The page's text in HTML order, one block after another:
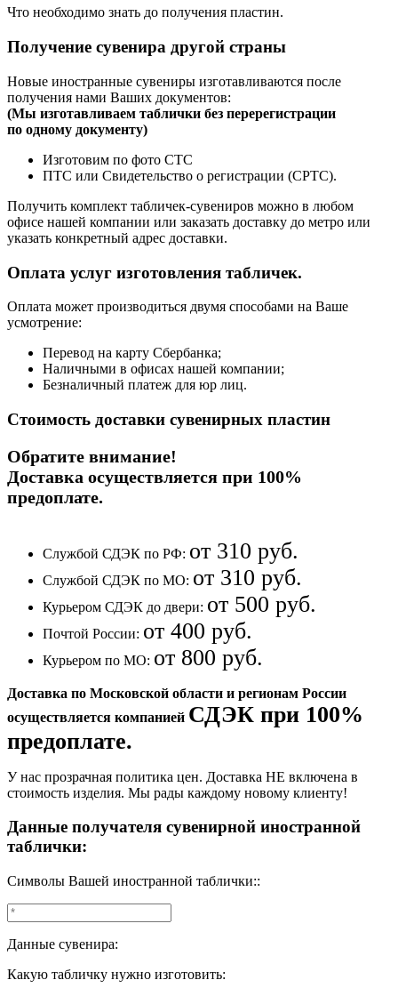
Что необходимо знать до получения пластин.
Получение сувенира другой страны
Новые иностранные сувениры изготавливаются после
получения нами Ваших документов:
(Мы изготавливаем таблички без перерегистрации
по одному документу)
Изготовим по фото СТС
ПТС или Свидетельство о регистрации (СРТС).
Получить комплект табличек-сувениров можно в любом
офисе нашей компании или заказать доставку до метро или
указать конкретный адрес доставки.
Оплата услуг изготовления табличек.
Оплата может производиться двумя способами на Ваше
усмотрение:
Перевод на карту Сбербанка;
Наличными в офисах нашей компании;
Безналичный платеж для юр лиц.
Стоимость доставки сувенирных пластин
Обратите внимание!
Доставка осуществляется при 100%
предоплате.
Службой СДЭК по РФ: от 310 руб.
Службой СДЭК по МО: от 310 руб.
Курьером СДЭК до двери: от 500 руб.
Почтой России: от 400 руб.
Курьером по МО: от 800 руб.
Доставка по Московской области и регионам России
осуществляется компанией СДЭК при 100%
предоплате.
У нас прозрачная политика цен. Доставка НЕ включена в
стоимость изделия. Мы рады каждому новому клиенту!
Данные получателя сувенирной иностранной
таблички:
Символы Вашей иностранной таблички::
Данные сувенира:
Какую табличку нужно изготовить: